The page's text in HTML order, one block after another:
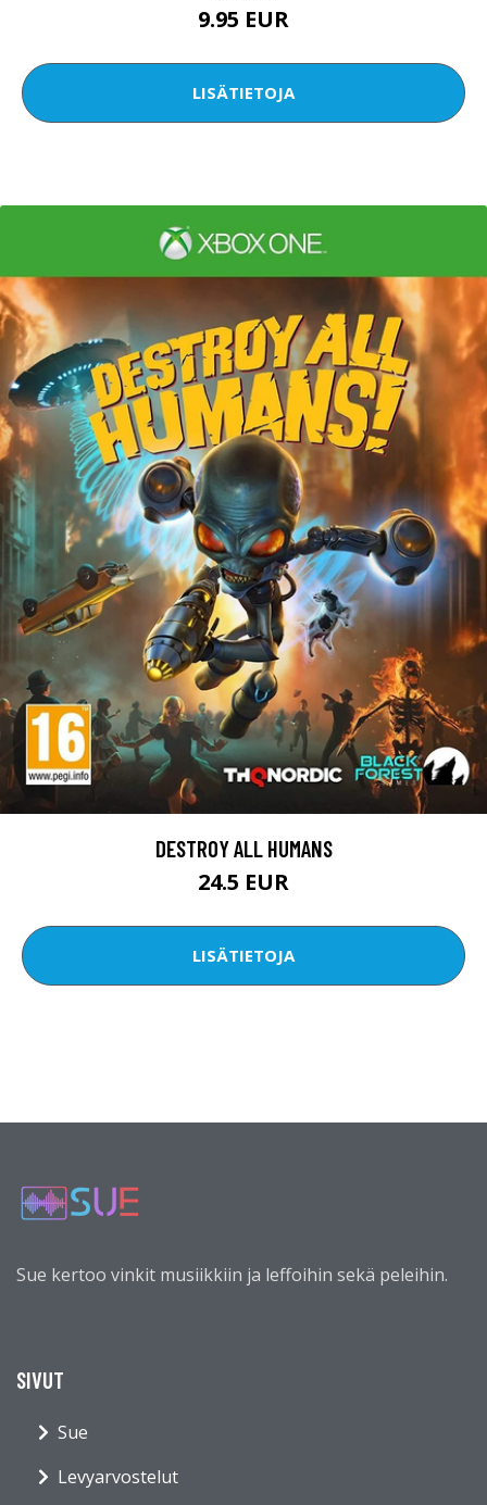
9.95 EUR
LISÄTIETOJA
DESTROY ALL HUMANS
24.5 EUR
LISÄTIETOJA
Sue kertoo vinkit musiikkiin ja leffoihin sekä peleihin.
SIVUT
Sue
Levyarvostelut